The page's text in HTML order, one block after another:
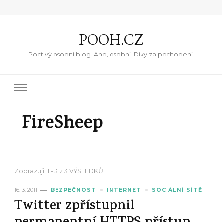
POOH.CZ
Poctivý osobní blog. Ano, osobní. Díky za pochopení.
FireSheep
Zobrazuji: 1 - 3 z 3 VÝSLEDKŮ
16. 3. 2011 BEZPEČNOST INTERNET SOCIÁLNÍ SÍTĚ
Twitter zpřístupnil